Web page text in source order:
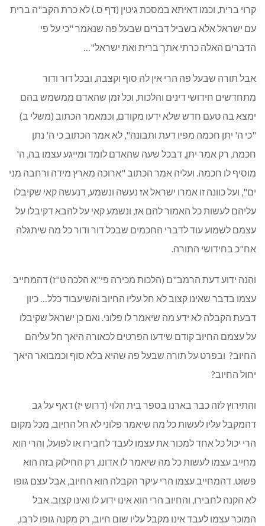
קרוי ברית, וכמו דאיתא במסכת גיטין (דף ס.) לא כרת הקב"ה ברית
עם ישראל אלא בשביל דברים שבעל פה שנאמר "כי על פי
הדברים האלה כרתי אתך ברית ואת ישראל"…
אבל תורה שבעל פה הרי אין לה סוף וקצבה, ובכל דור ודור
מתחדשים חידושי דינים והלכות, וכל זמן שהאדם ממשמש בהם
ימצא בה טעם חדש שלא ידעו מקודם, וכמאמר הכתוב (משלי ב)
"כי ה' יתן חכמה מפיו דעת ותבונה", לא אמר הכתוב כי ה' נתן
חכמה, רק אמר יתן, דבכל שעה שהאדם לומד ומייגע עצמו בה, ה'
מוסיף לו חכמה. ועליה אמר הכתוב "ארוכה מארץ מידה ורחבה מני
ים", ועל כוונה זו אמרו ישראל אז נעשה ונשמע, דנעשה קאי שקיבלו
עליהם לעשות כל האמור להם אז, ונשמע קאי על להבא דקיבלו על
עצמם לשמוע עוד לדברי החכמים שבכל דור ודור כל מה שיתגלה
אח"כ בחידושי התורה.
והנה ידוע דעת הרמב"ם (הלכות מכירה פי"א הלכה ט"ז) דהמחייב
עצמו בדבר שאינו קצוב לא חל עליו החיוב והשיעבוד כלל… כיון
דבעת הקבלה לא ידע מה שיאמר לו פלוני. ואם כן ישראל שקיבלו
על עצמם החיוב קודם שידעו הפרטים לכאורה היאך חל עליהם
החיוב? ובפרט על תורה שבעל פה שהיא בלא סוף וכמבואר היאך
יחול החיוב?
והתירוץ לזה כבר בארנו בספר בית הלוי (דרוש יז) דאף על גב
דהמקבל עליו לעשות כל מה שיאמר פלוני לא חל החיוב, מכל מקום
הרי יכול כל אחד למכור את עצמו לעבד לחבירו או לפועל, והרי הוא
מחייב עצמו לעשות כל מה שיאמר לו אדונו, רק החילוק בזה הוא
פשוט. דהמחייב עצמו הרי עיקר הקבלה הוא החיוב, אבל עצם גופו
לא הקנה לחבירו, והחיוב הרי הוא אינו ידוע לו ואינו קצוב. אבל
המוכר עצמו לעבד אינו מקבל עליו שום חיוב, רק מקנה גופו לרבו,